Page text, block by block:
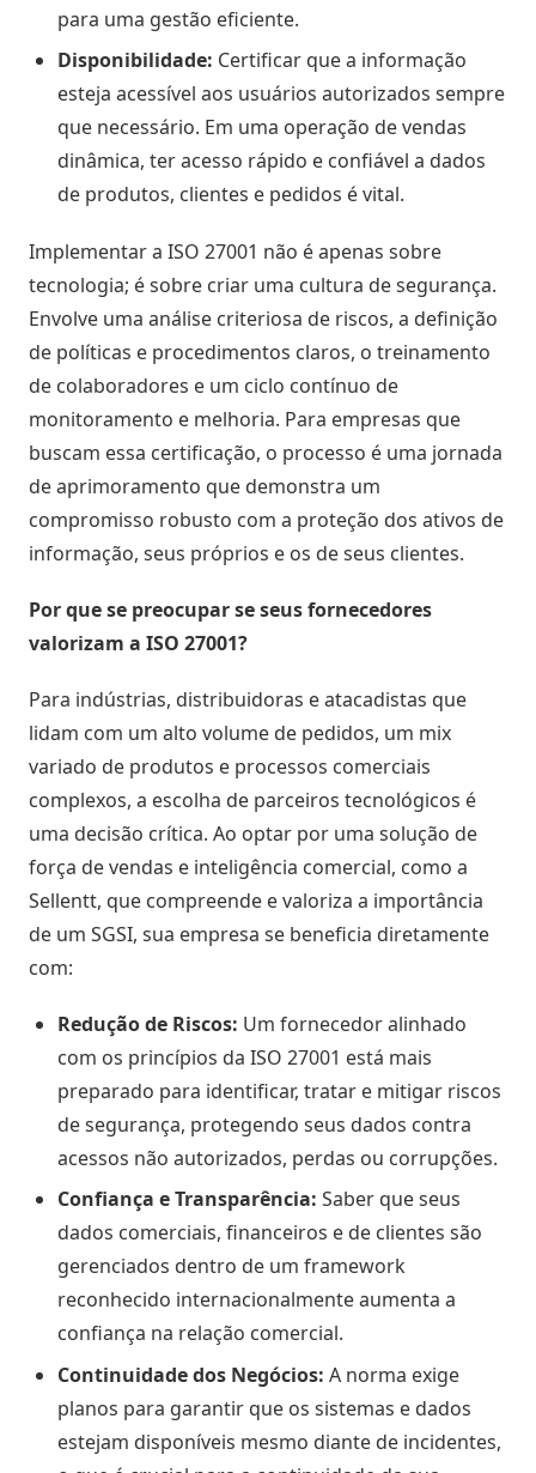
Rankings
Geointeligência
de
Destaques
e
Lançamentos
Inteligência
com
Big
Data
para uma gestão eficiente.
Disponibilidade: Certificar que a informação
esteja acessível aos usuários autorizados sempre
que necessário. Em uma operação de vendas
dinâmica, ter acesso rápido e confiável a dados
de produtos, clientes e pedidos é vital.
Implementar a ISO 27001 não é apenas sobre
tecnologia; é sobre criar uma cultura de segurança.
Envolve uma análise criteriosa de riscos, a definição
de políticas e procedimentos claros, o treinamento
de colaboradores e um ciclo contínuo de
monitoramento e melhoria. Para empresas que
buscam essa certificação, o processo é uma jornada
de aprimoramento que demonstra um
compromisso robusto com a proteção dos ativos de
informação, seus próprios e os de seus clientes.
Por que se preocupar se seus fornecedores
valorizam a ISO 27001?
Para indústrias, distribuidoras e atacadistas que
lidam com um alto volume de pedidos, um mix
variado de produtos e processos comerciais
complexos, a escolha de parceiros tecnológicos é
uma decisão crítica. Ao optar por uma solução de
força de vendas e inteligência comercial, como a
Sellentt, que compreende e valoriza a importância
de um SGSI, sua empresa se beneficia diretamente
com:
Redução de Riscos: Um fornecedor alinhado
com os princípios da ISO 27001 está mais
preparado para identificar, tratar e mitigar riscos
de segurança, protegendo seus dados contra
acessos não autorizados, perdas ou corrupções.
Confiança e Transparência: Saber que seus
dados comerciais, financeiros e de clientes são
gerenciados dentro de um framework
reconhecido internacionalmente aumenta a
confiança na relação comercial.
Continuidade dos Negócios: A norma exige
planos para garantir que os sistemas e dados
estejam disponíveis mesmo diante de incidentes,